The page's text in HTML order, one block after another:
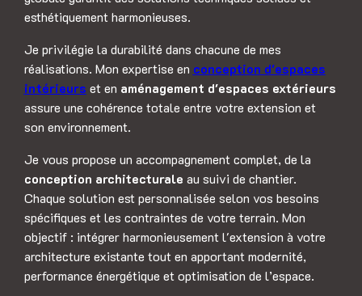
esthétiquement harmonieuses.
Je privilégie la durabilité dans chacune de mes
réalisations. Mon expertise en conception d'espaces
intérieurs et en aménagement d'espaces extérieurs
assure une cohérence totale entre votre extension et
son environnement.
Je vous propose un accompagnement complet, de la
conception architecturale au suivi de chantier.
Chaque solution est personnalisée selon vos besoins
spécifiques et les contraintes de votre terrain. Mon
objectif : intégrer harmonieusement l'extension à votre
architecture existante tout en apportant modernité,
performance énergétique et optimisation de l’espace.